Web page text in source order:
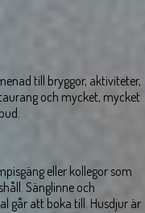
till bryggor, aktiviteter,
och mycket, mycket
eller kollegor som
Sänglinne och
går att boka till. Husdjur är